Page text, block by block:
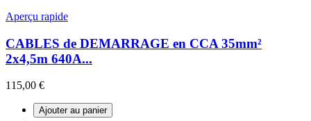
Aperçu rapide
CABLES de DEMARRAGE en CCA 35mm²
2x4,5m 640A...
115,00 €
Ajouter au panier